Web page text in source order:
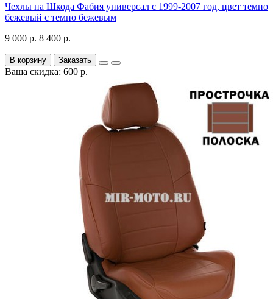
Чехлы на Шкода Фабия универсал с 1999-2007 год, цвет темно
бежевый с темно бежевым
9 000 р. 8 400 р.
В корзину Заказать
Ваша скидка: 600 р.